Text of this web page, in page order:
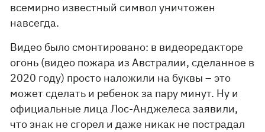
всемирно известный символ уничтожен
навсегда.
Видео было смонтировано: в видеоредакторе
огонь (видео пожара из Австралии, сделанное в
2020 году) просто наложили на буквы – это
может сделать и ребенок за пару минут. Ну и
официальные лица Лос-Анджелеса заявили,
что знак не сгорел и даже никак не пострадал